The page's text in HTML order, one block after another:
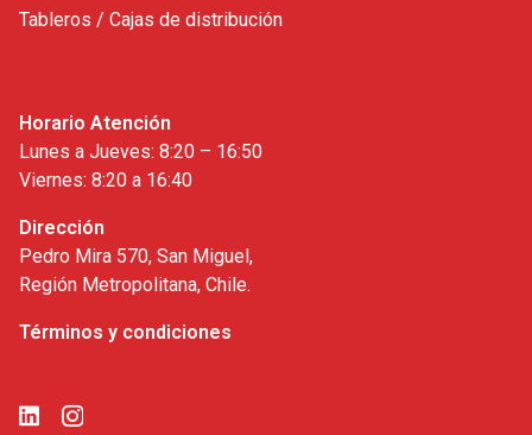
Tableros / Cajas de distribución
Horario Atención
Lunes a Jueves: 8:20 – 16:50
Viernes: 8:20 a 16:40
Dirección
Pedro Mira 570, San Miguel,
Región Metropolitana, Chile.
Términos y condiciones